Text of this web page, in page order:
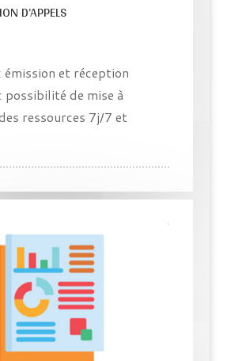
D’APPELS
émission et réception
possibilité de mise à
ressources 7j/7 et